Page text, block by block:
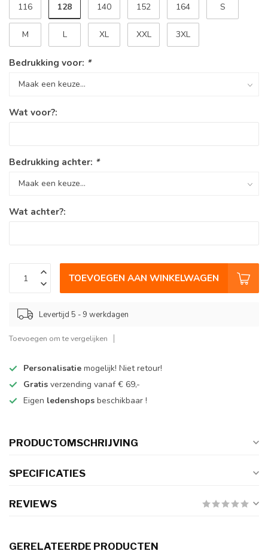
116 128 140 152 164 S
M L XL XXL 3XL
Bedrukking voor: *
Wat voor?:
Bedrukking achter: *
Wat achter?:
TOEVOEGEN AAN WINKELWAGEN
Levertijd 5 - 9 werkdagen
Toevoegen om te vergelijken
Personalisatie mogelijk! Niet retour!
Gratis verzending vanaf € 69,-
Eigen ledenshops beschikbaar !
PRODUCTOMSCHRIJVING
SPECIFICATIES
REVIEWS
GERELATEERDE PRODUCTEN